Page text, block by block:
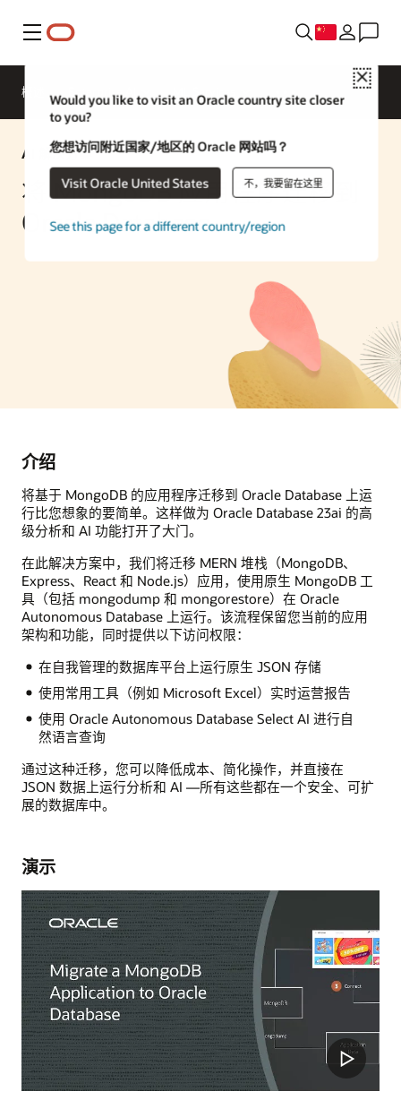
菜单
Close
Would you like to visit an Oracle country site closer
to you?
您想访问附近国家/地区的 Oracle 网站吗？
Visit Oracle United States 不，我要留在这里
See this page for a different country/region
概述 Enterprise AI ML Services
AI 解决方案
将 MongoDB 应用程序迁移到
Oracle Database
介绍
将基于 MongoDB 的应用程序迁移到 Oracle Database 上运
行比您想象的要简单。这样做为 Oracle Database 23ai 的高
级分析和 AI 功能打开了大门。
在此解决方案中，我们将迁移 MERN 堆栈（MongoDB、
Express、React 和 Node.js）应用，使用原生 MongoDB 工
具（包括 mongodump 和 mongorestore）在 Oracle
Autonomous Database 上运行。该流程保留您当前的应用
架构和功能，同时提供以下访问权限：
在自我管理的数据库平台上运行原生 JSON 存储
使用常用工具（例如 Microsoft Excel）实时运营报告
使用 Oracle Autonomous Database Select AI 进行自
然语言查询
通过这种迁移，您可以降低成本、简化操作，并直接在
JSON 数据上运行分析和 AI —所有这些都在一个安全、可扩
展的数据库中。
演示